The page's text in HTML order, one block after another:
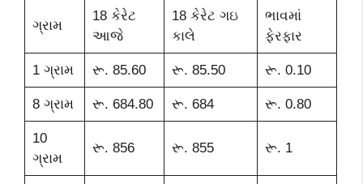
ગ્રામ
18 કેરેટ
આજે
18 કેરેટ ગઇ
કાલે
ભાવમાં
ફેરફાર
1 ગ્રામ રૂ. 85.60 રૂ. 85.50 રૂ. 0.10
8 ગ્રામ રૂ. 684.80 રૂ. 684 રૂ. 0.80
10
ગ્રામ
રૂ. 856 રૂ. 855 રૂ. 1